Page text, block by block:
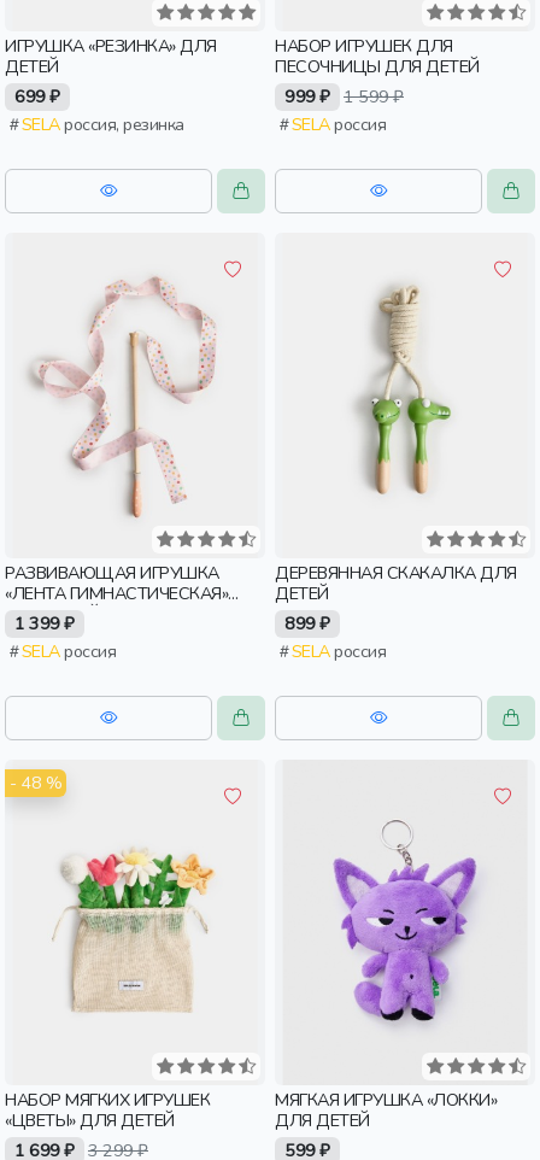
ИГРУШКА «РЕЗИНКА» ДЛЯ
ДЕТЕЙ
699 ₽
SELAроссия, резинка
НАБОР ИГРУШЕК ДЛЯ
ПЕСОЧНИЦЫ ДЛЯ ДЕТЕЙ
999 ₽ 1 599 ₽
SELAроссия
РАЗВИВАЮЩАЯ ИГРУШКА
«ЛЕНТА ГИМНАСТИЧЕСКАЯ»
ДЛЯ ДЕТЕЙ
1 399 ₽
SELAроссия
ДЕРЕВЯННАЯ СКАКАЛКА ДЛЯ
ДЕТЕЙ
899 ₽
SELAроссия
- 48 %
НАБОР МЯГКИХ ИГРУШЕК
«ЦВЕТЫ» ДЛЯ ДЕТЕЙ
1 699 ₽ 3 299 ₽
МЯГКАЯ ИГРУШКА «ЛОККИ»
ДЛЯ ДЕТЕЙ
599 ₽